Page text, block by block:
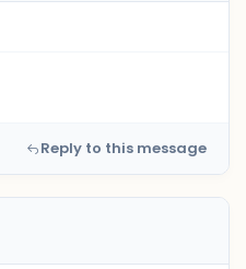
Reply to this message